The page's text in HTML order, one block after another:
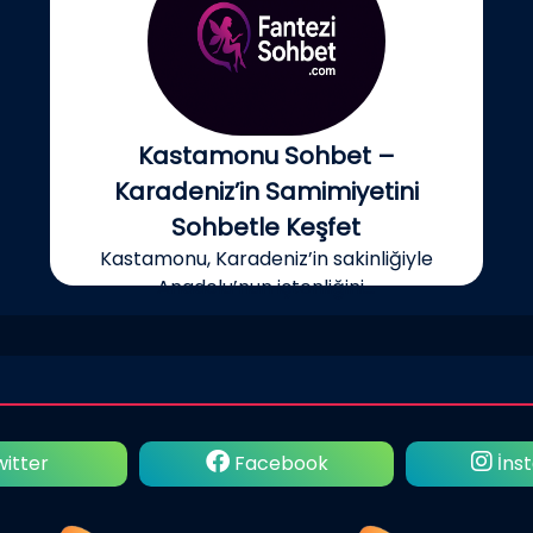
Kastamonu Sohbet –
Karadeniz’in Samimiyetini
Sohbetle Keşfet
Kastamonu, Karadeniz’in sakinliğiyle
Anadolu’nun içtenliğini...
Facebook